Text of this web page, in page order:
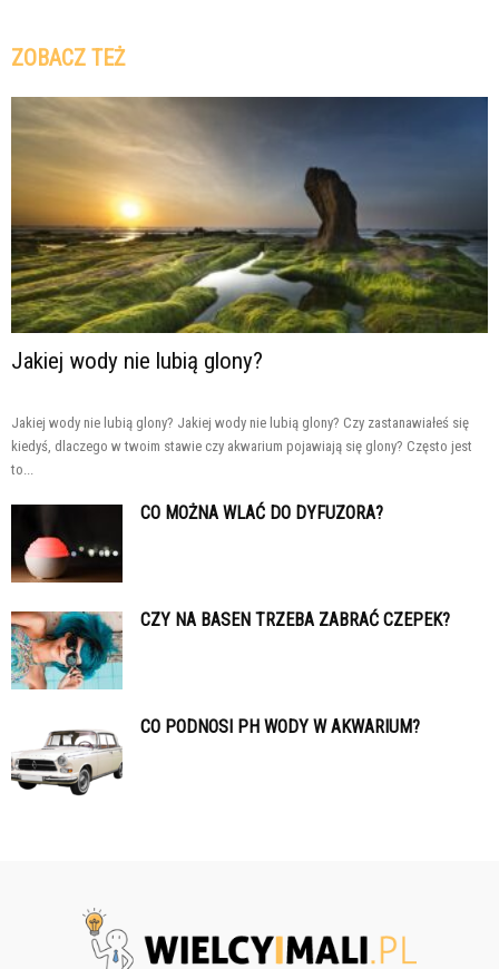
ZOBACZ TEŻ
Jakiej wody nie lubią glony?
Jakiej wody nie lubią glony? Jakiej wody nie lubią glony? Czy zastanawiałeś się
kiedyś, dlaczego w twoim stawie czy akwarium pojawiają się glony? Często jest
to...
CO MOŻNA WLAĆ DO DYFUZORA?
CZY NA BASEN TRZEBA ZABRAĆ CZEPEK?
CO PODNOSI PH WODY W AKWARIUM?